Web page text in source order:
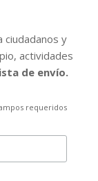
ciudadanos y
actividades
de envío.
requeridos